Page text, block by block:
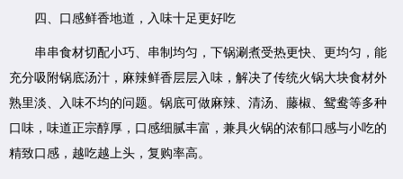
四、口感鲜香地道，入味十足更好吃
串串食材切配小巧、串制均匀，下锅涮煮受热更快、更均匀，能
充分吸附锅底汤汁，麻辣鲜香层层入味，解决了传统火锅大块食材外
熟里淡、入味不均的问题。锅底可做麻辣、清汤、藤椒、鸳鸯等多种
口味，味道正宗醇厚，口感细腻丰富，兼具火锅的浓郁口感与小吃的
精致口感，越吃越上头，复购率高。